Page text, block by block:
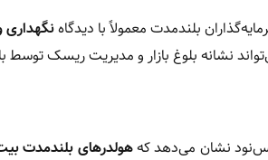
بلندمدت معمولاً با دیدگاه
نشانه بلوغ بازار و مدیریت ریسک توسط
نشان می‌دهد کههولدرهای بلندمدت